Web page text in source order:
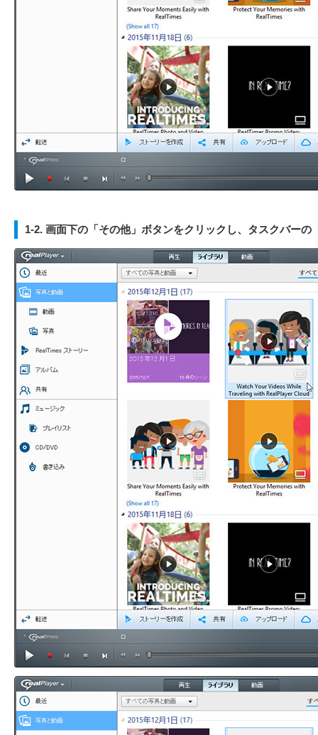
1-2. 画面下の「その他」ボタンをクリックし、タスクバーの